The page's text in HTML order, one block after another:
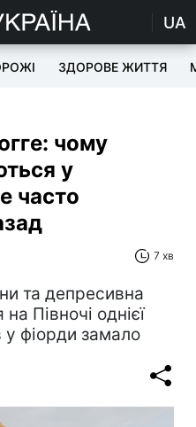
UA
ЗДОРОВЕ ЖИТТЯ
чому
у
часто
7 хв
та депресивна
Півночі однієї
у фіорди замало